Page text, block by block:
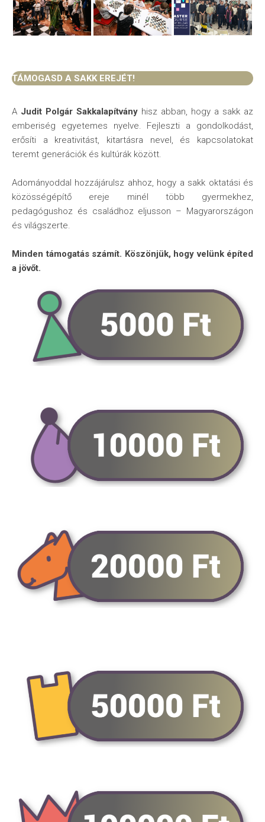
TÁMOGASD A SAKK EREJÉT!
A Judit Polgár Sakkalapítvány hisz abban, hogy a sakk az
emberiség egyetemes nyelve. Fejleszti a gondolkodást,
erősíti a kreativitást, kitartásra nevel, és kapcsolatokat
teremt generációk és kultúrák között.
Adományoddal hozzájárulsz ahhoz, hogy a sakk oktatási és
közösségépítő ereje minél több gyermekhez,
pedagógushoz és családhoz eljusson – Magyarországon
és világszerte.
Minden támogatás számít. Köszönjük, hogy velünk építed
a jövőt.